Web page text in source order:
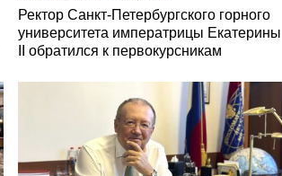
Ректор Санкт-Петербургского горного
университета императрицы Екатерины
II обратился к первокурсникам